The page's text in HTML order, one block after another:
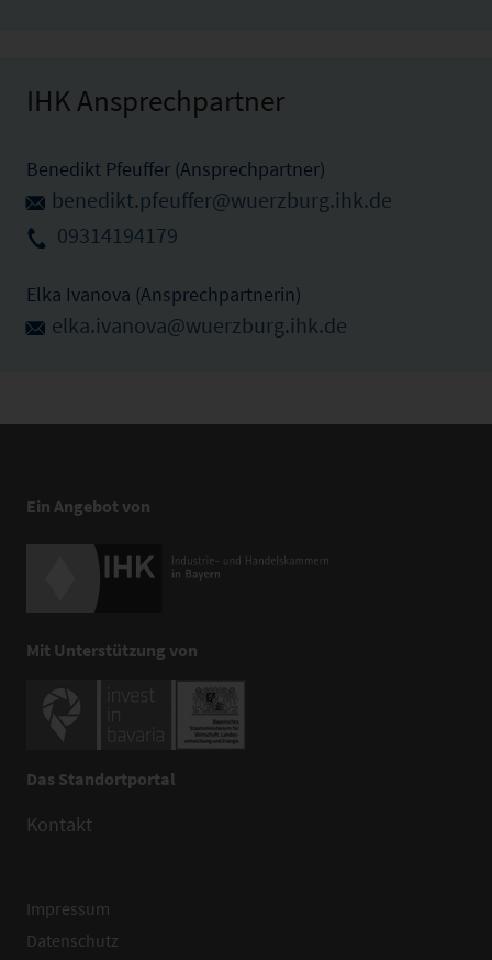
IHK Ansprechpartner
Benedikt Pfeuffer (Ansprechpartner)
benedikt.pfeuffer@wuerzburg.ihk.de
09314194179
Elka Ivanova (Ansprechpartnerin)
elka.ivanova@wuerzburg.ihk.de
Ein Angebot von
Mit Unterstützung von
Das Standortportal
Kontakt
Impressum
Datenschutz